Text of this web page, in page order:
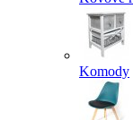
Komody